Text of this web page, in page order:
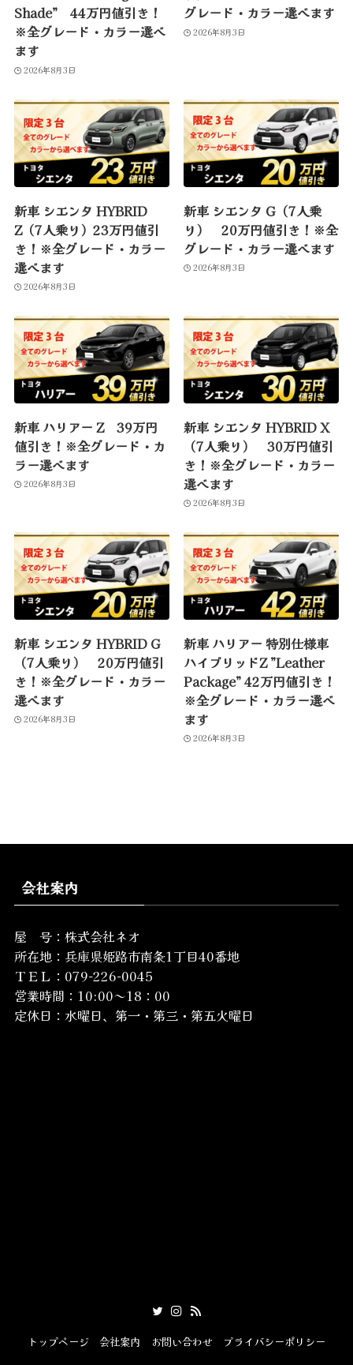
Shade” 44万円値引き！
※全グレード・カラー選べ
ます
2026年8月3日
グレード・カラー選べます
2026年8月3日
新車 シエンタ HYBRID
Z（7人乗り）23万円値引
き！※全グレード・カラー
選べます
2026年8月3日
新車 シエンタ G（7人乗
り） 20万円値引き！※全
グレード・カラー選べます
2026年8月3日
新車 ハリアー Z 39万円
値引き！※全グレード・カ
ラー選べます
2026年8月3日
新車 シエンタ HYBRID X
（7人乗り） 30万円値引
き！※全グレード・カラー
選べます
2026年8月3日
新車 シエンタ HYBRID G
（7人乗り） 20万円値引
き！※全グレード・カラー
選べます
2026年8月3日
新車 ハリアー 特別仕様車
ハイブリッドZ ”Leather
Package” 42万円値引き！
※全グレード・カラー選べ
ます
2026年8月3日
会社案内
屋 号：株式会社ネオ
所在地： 兵庫県姫路市南条1丁目40番地
ＴＥＬ：079-226-0045
営業時間：10:00～18：00
定休日：水曜日、第一・第三・第五火曜日
トップページ 会社案内 お問い合わせ プライバシーポリシー